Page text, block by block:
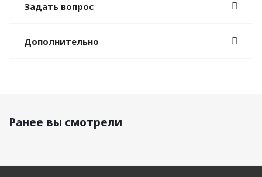
Задать вопрос
Дополнительно
Ранее вы смотрели